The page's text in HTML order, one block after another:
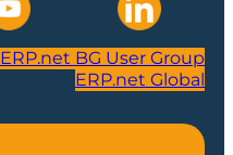
ERP.net BG User Group
ERP.net Global